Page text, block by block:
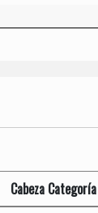
Cabeza Categoría